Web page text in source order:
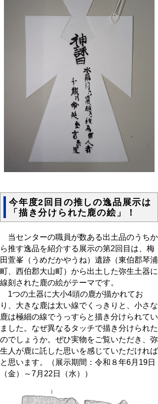
今年度2回目の推しの逸品展示は
「描き分けられた鹿の絵」！
当センターの職員が数ある出土品のうちか
ら推す逸品を紹介する展示の第2回目は、梅
田萱峯（うめだかやうね）遺跡（東伯郡琴浦
町、西伯郡大山町）から出土した弥生土器に
線刻された鹿の絵がテーマです。
1つの土器に大小4頭の鹿が描かれてお
り、大きな鹿は太い線でくっきりと、小さな
鹿は極細の線でうっすらと描き分けられてい
ました。なぜ異なるタッチで描き分けられた
のでしょうか。ぜひ実物をご覧いただき、弥
生人が鹿に託した思いを感じていただければ
と思います。（展示期間：令和８年6月19日
（金）～7月22日（水））